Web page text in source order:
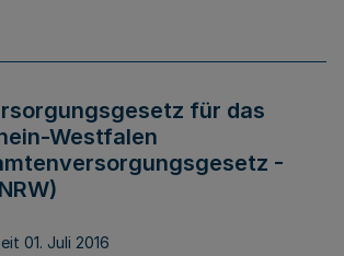
für das
Westfalen
-
01. Juli 2016